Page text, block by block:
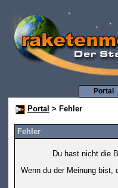
Portal
Portal > Fehler
Fehler
Du hast nicht die
Wenn du der Meinung bist,